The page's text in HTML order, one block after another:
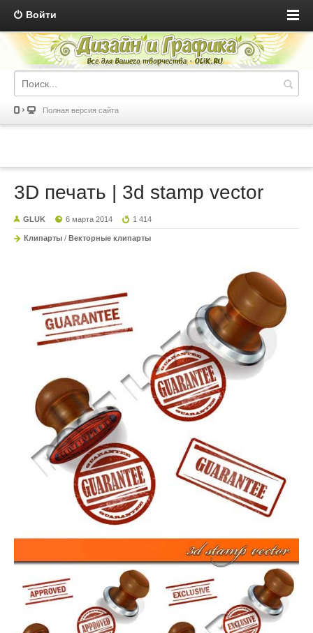
Войти
Полная версия сайта
3D печать | 3d stamp vector
GLUK 6 марта 2014 1 414
Клипарты / Векторные клипарты